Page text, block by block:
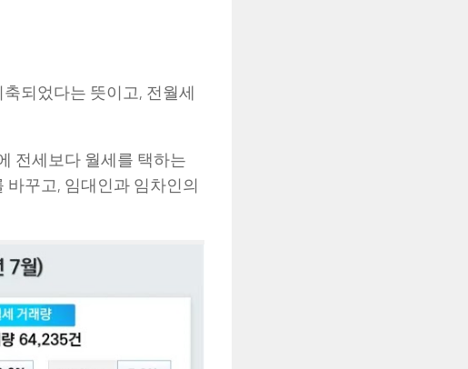
되었다는 뜻이고, 전월세
전세보다 월세를 택하는
꾸고, 임대인과 임차인의